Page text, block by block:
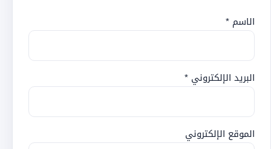
الاسم *
البريد الإلكتروني *
الموقع الإلكتروني